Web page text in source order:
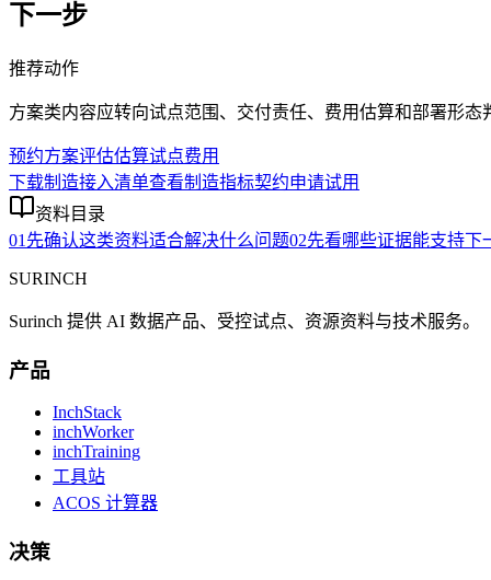
下一步
推荐动作
方案类内容应转向试点范围、交付责任、费用估算和部署形态
预约方案评估估算试点费用
下载制造接入清单查看制造指标契约申请试用
资料目录
01 先确认这类资料适合解决什么问题02先看哪些证据能支持下
SURINCH
Surinch 提供 AI 数据产品、受控试点、资源资料与技术服务。
产品
InchStack
inchWorker
inchTraining
工具站
ACOS 计算器
决策